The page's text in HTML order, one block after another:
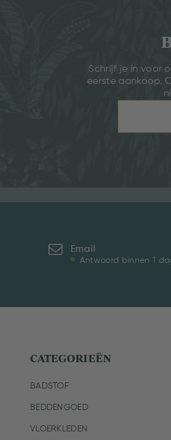
Schrijf je in voor
eerste aankoop.
Email
Antwoord binnen 1
CATEGORIEËN
BADSTOF
BEDDENGOED
VLOERKLEDEN